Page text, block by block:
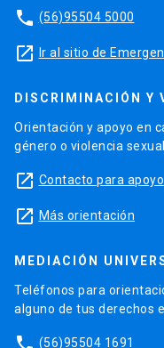
phone (56)95504 5000
launch Ir al sitio de
DISCRIMINACIÓN Y
Orientación y apoyo en
género o violencia
launch Contacto para apoyo
launch Más orientación
MEDIACIÓN
Teléfonos para
alguno de tus derechos
(56)95504 1691